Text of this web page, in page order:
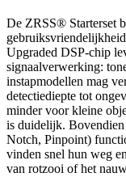
De ZRSS® Starterset
Upgraded DSP-chip
signaalverwerking:
instapmodellen mag
detectiediepte tot
minder voor kleine
is duidelijk.
Notch, Pinpoint)
vinden snel hun weg
van rotzooi of het